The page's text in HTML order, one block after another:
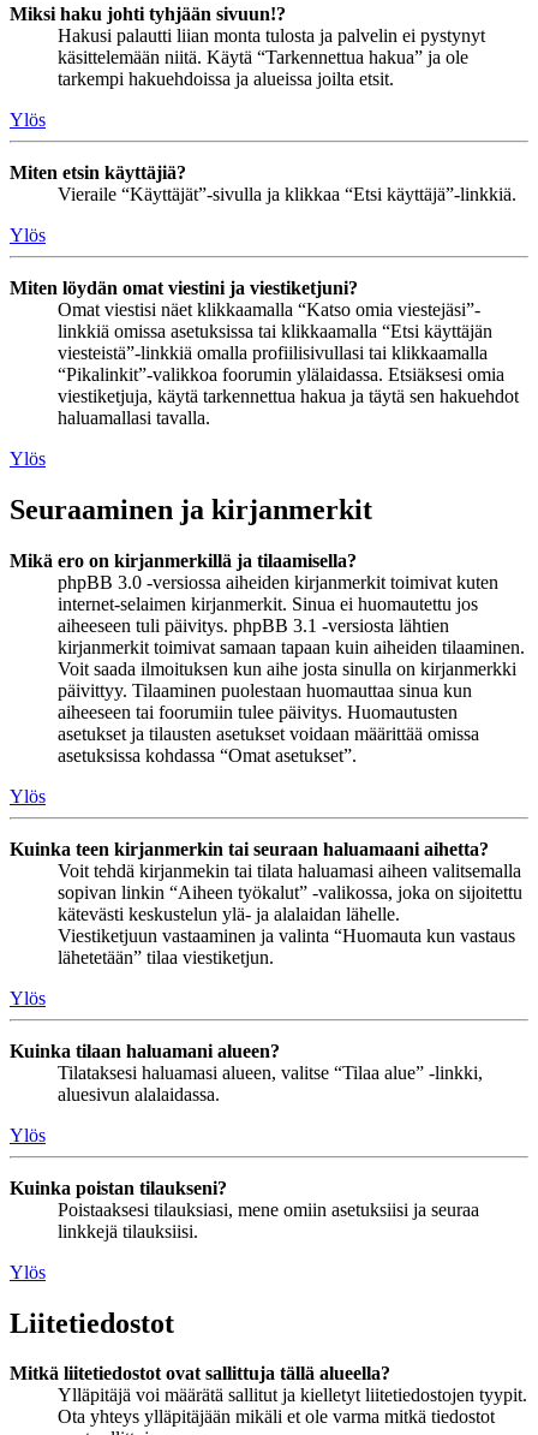
Miksi haku johti tyhjään sivuun!?
Hakusi palautti liian monta tulosta ja palvelin ei pystynyt
käsittelemään niitä. Käytä “Tarkennettua hakua” ja ole
tarkempi hakuehdoissa ja alueissa joilta etsit.
Ylös
Miten etsin käyttäjiä?
Vieraile “Käyttäjät”-sivulla ja klikkaa “Etsi käyttäjä”-linkkiä.
Ylös
Miten löydän omat viestini ja viestiketjuni?
Omat viestisi näet klikkaamalla “Katso omia viestejäsi”-
linkkiä omissa asetuksissa tai klikkaamalla “Etsi käyttäjän
viesteistä”-linkkiä omalla profiilisivullasi tai klikkaamalla
“Pikalinkit”-valikkoa foorumin ylälaidassa. Etsiäksesi omia
viestiketjuja, käytä tarkennettua hakua ja täytä sen hakuehdot
haluamallasi tavalla.
Ylös
Seuraaminen ja kirjanmerkit
Mikä ero on kirjanmerkillä ja tilaamisella?
phpBB 3.0 -versiossa aiheiden kirjanmerkit toimivat kuten
internet-selaimen kirjanmerkit. Sinua ei huomautettu jos
aiheeseen tuli päivitys. phpBB 3.1 -versiosta lähtien
kirjanmerkit toimivat samaan tapaan kuin aiheiden tilaaminen.
Voit saada ilmoituksen kun aihe josta sinulla on kirjanmerkki
päivittyy. Tilaaminen puolestaan huomauttaa sinua kun
aiheeseen tai foorumiin tulee päivitys. Huomautusten
asetukset ja tilausten asetukset voidaan määrittää omissa
asetuksissa kohdassa “Omat asetukset”.
Ylös
Kuinka teen kirjanmerkin tai seuraan haluamaani aihetta?
Voit tehdä kirjanmekin tai tilata haluamasi aiheen valitsemalla
sopivan linkin “Aiheen työkalut” -valikossa, joka on sijoitettu
kätevästi keskustelun ylä- ja alalaidan lähelle.
Viestiketjuun vastaaminen ja valinta “Huomauta kun vastaus
lähetetään” tilaa viestiketjun.
Ylös
Kuinka tilaan haluamani alueen?
Tilataksesi haluamasi alueen, valitse “Tilaa alue” -linkki,
aluesivun alalaidassa.
Ylös
Kuinka poistan tilaukseni?
Poistaaksesi tilauksiasi, mene omiin asetuksiisi ja seuraa
linkkejä tilauksiisi.
Ylös
Liitetiedostot
Mitkä liitetiedostot ovat sallittuja tällä alueella?
Ylläpitäjä voi määrätä sallitut ja kielletyt liitetiedostojen tyypit.
Ota yhteys ylläpitäjään mikäli et ole varma mitkä tiedostot